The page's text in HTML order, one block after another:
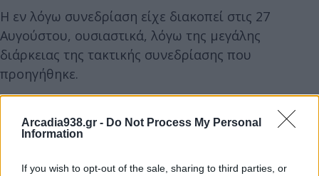
Arcadia938.gr - Do Not Process My Personal
Information
If you wish to opt-out of the sale, sharing to third parties, or
Η εν λόγω συνεδρίαση είχε διακοπεί στις 27
Αυγούστου, ουσιαστικά, λόγω της μεγάλης
διάρκειας της τακτικής συνεδρίασης που
προηγήθηκε.